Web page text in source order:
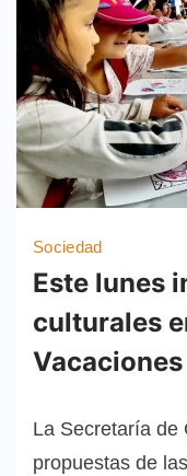
Sociedad
Este lunes
culturales
Vacaciones
La Secretaría de
propuestas de